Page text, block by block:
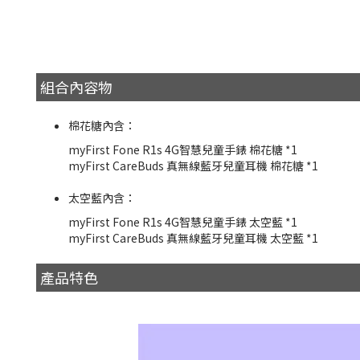
組合內容物
棉花糖內含：
myFirst Fone R1s 4G智慧兒童手錶 棉花糖 *1
myFirst CareBuds 真無線藍牙兒童耳機 棉花糖 *1
太空藍內含：
myFirst Fone R1s 4G智慧兒童手錶 太空藍 *1
myFirst CareBuds 真無線藍牙兒童耳機 太空藍 *1
產品特色